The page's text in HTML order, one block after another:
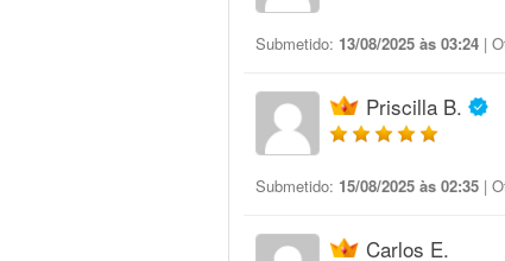
Submetido: 13/08/2025 às 03:24 |
Priscilla B.
Submetido: 15/08/2025 às 02:35 |
Carlos E.